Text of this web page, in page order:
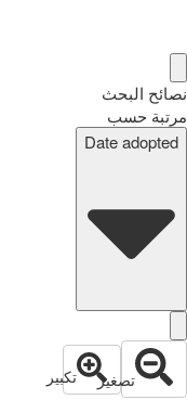
نصائح البحث
مرتبة حسب
Date adopted
تصغير تكبير